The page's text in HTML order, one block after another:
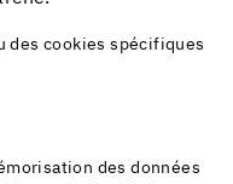
des cookies spécifiques
des données